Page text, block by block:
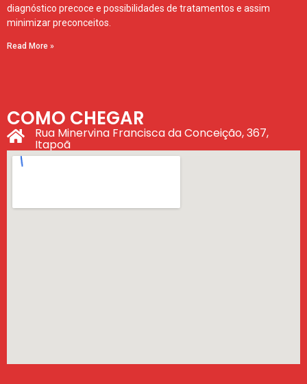
diagnóstico precoce e possibilidades de tratamentos e assim
minimizar preconceitos.
Read More »
COMO CHEGAR
Rua Minervina Francisca da Conceição, 367,
Itapoã